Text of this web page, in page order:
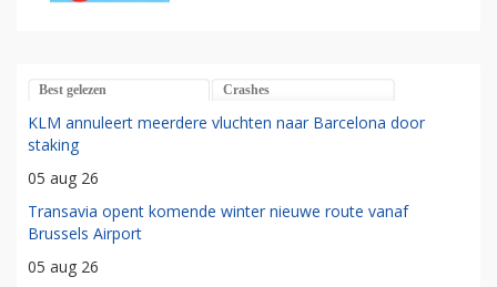
Best gelezen Crashes
KLM annuleert meerdere vluchten naar Barcelona door
staking
05 aug 26
Transavia opent komende winter nieuwe route vanaf
Brussels Airport
05 aug 26